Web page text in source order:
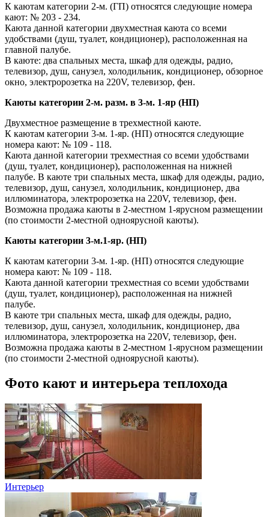
К каютам категории 2-м. (ГП) относятся следующие номера
кают: № 203 - 234.
Каюта данной категории двухместная каюта со всеми
удобствами (душ, туалет, кондиционер), расположенная на
главной палубе.
В каюте: два спальных места, шкаф для одежды, радио,
телевизор, душ, санузел, холодильник, кондиционер, обзорное
окно, электророзетка на 220V, телевизор, фен.
Каюты категории 2-м. разм. в 3-м. 1-яр (НП)
Двухместное размещение в трехместной каюте.
К каютам категории 3-м. 1-яр. (НП) относятся следующие
номера кают: № 109 - 118.
Каюта данной категории трехместная со всеми удобствами
(душ, туалет, кондиционер), расположенная на нижней
палубе. В каюте три спальных места, шкаф для одежды, радио,
телевизор, душ, санузел, холодильник, кондиционер, два
иллюминатора, электророзетка на 220V, телевизор, фен.
Возможна продажа каюты в 2-местном 1-ярусном размещении
(по стоимости 2-местной одноярусной каюты).
Каюты категории 3-м.1-яр. (НП)
К каютам категории 3-м. 1-яр. (НП) относятся следующие
номера кают: № 109 - 118.
Каюта данной категории трехместная со всеми удобствами
(душ, туалет, кондиционер), расположенная на нижней
палубе.
В каюте три спальных места, шкаф для одежды, радио,
телевизор, душ, санузел, холодильник, кондиционер, два
иллюминатора, электророзетка на 220V, телевизор, фен.
Возможна продажа каюты в 2-местном 1-ярусном размещении
(по стоимости 2-местной одноярусной каюты).
Фото кают и интерьера теплохода
Интерьер